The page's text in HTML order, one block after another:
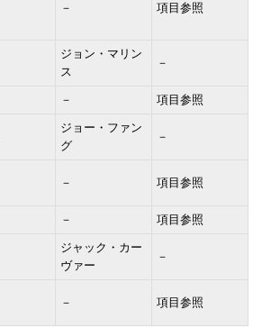
－ 項目参照
ジョン・マリン
ス
－
－ 項目参照
ジョー・ファン
グ
－
－ 項目参照
－ 項目参照
ジャック・カー
ヴァー
－
－ 項目参照